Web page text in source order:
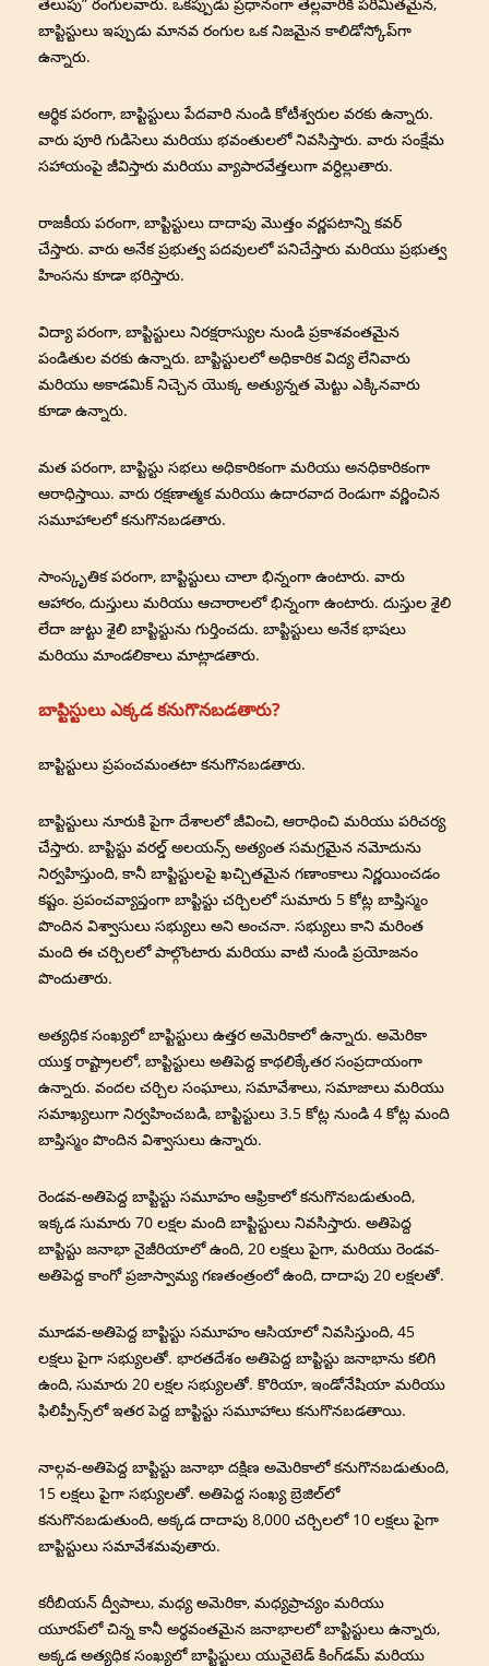
బాప్టిస్టులు ఇప్పుడు మానవ రంగుల ఒక నిజమైన కాలిడోస్కోప్‌గా
ఉన్నారు.
ఆర్థిక పరంగా, బాప్టిస్టులు పేదవారి నుండి కోటీశ్వరుల వరకు ఉన్నారు.
వారు పూరి గుడిసెలు మరియు భవంతులలో నివసిస్తారు. వారు సంక్షేమ
సహాయంపై జీవిస్తారు మరియు వ్యాపారవేత్తలుగా వర్ధిల్లుతారు.
రాజకీయ పరంగా, బాప్టిస్టులు దాదాపు మొత్తం వర్ణపటాన్ని కవర్
చేస్తారు. వారు అనేక ప్రభుత్వ పదవులలో పనిచేస్తారు మరియు ప్రభుత్వ
హింసను కూడా భరిస్తారు.
విద్యా పరంగా, బాప్టిస్టులు నిరక్షరాస్యుల నుండి ప్రకాశవంతమైన
పండితుల వరకు ఉన్నారు. బాప్టిస్టులలో అధికారిక విద్య లేనివారు
మరియు అకాడమిక్ నిచ్చెన యొక్క అత్యున్నత మెట్టు ఎక్కినవారు
కూడా ఉన్నారు.
మత పరంగా, బాప్టిస్టు సభలు అధికారికంగా మరియు అనధికారికంగా
ఆరాధిస్తాయి. వారు రక్షణాత్మక మరియు ఉదారవాద రెండుగా వర్ణించిన
సమూహాలలో కనుగొనబడతారు.
సాంస్కృతిక పరంగా, బాప్టిస్టులు చాలా భిన్నంగా ఉంటారు. వారు
ఆహారం, దుస్తులు మరియు ఆచారాలలో భిన్నంగా ఉంటారు. దుస్తుల శైలి
లేదా జుట్టు శైలి బాప్టిస్టును గుర్తించదు. బాప్టిస్టులు అనేక భాషలు
మరియు మాండలికాలు మాట్లాడతారు.
బాప్టిస్టులు ఎక్కడ కనుగొనబడతారు?
బాప్టిస్టులు ప్రపంచమంతటా కనుగొనబడతారు.
బాప్టిస్టులు నూరుకి పైగా దేశాలలో జీవించి, ఆరాధించి మరియు పరిచర్య
చేస్తారు. బాప్టిస్టు వరల్డ్ అలయన్స్ అత్యంత సమగ్రమైన నమోదును
నిర్వహిస్తుంది, కానీ బాప్టిస్టులపై ఖచ్చితమైన గణాంకాలు నిర్ణయించడం
కష్టం. ప్రపంచవ్యాప్తంగా బాప్టిస్టు చర్చిలలో సుమారు 5 కోట్ల బాప్తిస్మం
పొందిన విశ్వాసులు సభ్యులు అని అంచనా. సభ్యులు కాని మరింత
మంది ఈ చర్చిలలో పాల్గొంటారు మరియు వాటి నుండి ప్రయోజనం
పొందుతారు.
అత్యధిక సంఖ్యలో బాప్టిస్టులు ఉత్తర అమెరికాలో ఉన్నారు. అమెరికా
యుక్త రాష్ట్రాలలో, బాప్టిస్టులు అతిపెద్ద కాథలిక్కేతర సంప్రదాయంగా
ఉన్నారు. వందల చర్చిల సంఘాలు, సమావేశాలు, సమాజాలు మరియు
సమాఖ్యలుగా నిర్వహించబడి, బాప్టిస్టులు 3.5 కోట్ల నుండి 4 కోట్ల మంది
బాప్తిస్మం పొందిన విశ్వాసులు ఉన్నారు.
రెండవ-అతిపెద్ద బాప్టిస్టు సమూహం ఆఫ్రికాలో కనుగొనబడుతుంది,
ఇక్కడ సుమారు 70 లక్షల మంది బాప్టిస్టులు నివసిస్తారు. అతిపెద్ద
బాప్టిస్టు జనాభా నైజీరియాలో ఉంది, 20 లక్షలు పైగా, మరియు రెండవ-
అతిపెద్ద కాంగో ప్రజాస్వామ్య గణతంత్రంలో ఉంది, దాదాపు 20 లక్షలతో.
మూడవ-అతిపెద్ద బాప్టిస్టు సమూహం ఆసియాలో నివసిస్తుంది, 45
లక్షలు పైగా సభ్యులతో. భారతదేశం అతిపెద్ద బాప్టిస్టు జనాభాను కలిగి
ఉంది, సుమారు 20 లక్షల సభ్యులతో. కొరియా, ఇండోనేషియా మరియు
ఫిలిప్పీన్స్‌లో ఇతర పెద్ద బాప్టిస్టు సమూహాలు కనుగొనబడతాయి.
నాల్గవ-అతిపెద్ద బాప్టిస్టు జనాభా దక్షిణ అమెరికాలో కనుగొనబడుతుంది,
15 లక్షలు పైగా సభ్యులతో. అతిపెద్ద సంఖ్య బ్రెజిల్‌లో
కనుగొనబడుతుంది, అక్కడ దాదాపు 8,000 చర్చిలలో 10 లక్షలు పైగా
బాప్టిస్టులు సమావేశమవుతారు.
కరీబియన్ ద్వీపాలు, మధ్య అమెరికా, మధ్యప్రాచ్యం మరియు
యూరప్‌లో చిన్న కానీ అర్థవంతమైన జనాభాలలో బాప్టిస్టులు ఉన్నారు,
అక్కడ అత్యధిక సంఖ్యలో బాప్టిస్టులు యునైటెడ్ కింగ్‌డమ్ మరియు